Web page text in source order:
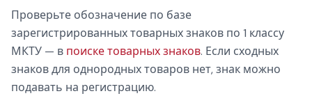
Проверьте обозначение по базе
зарегистрированных товарных знаков по 1 классу
МКТУ — в поиске товарных знаков. Если сходных
знаков для однородных товаров нет, знак можно
подавать на регистрацию.